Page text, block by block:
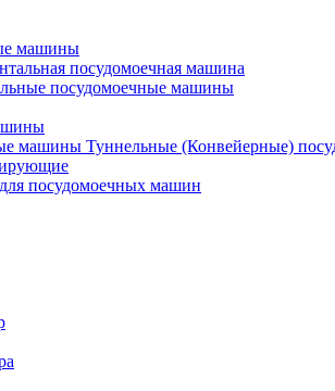
машины
посудомоечная машина
посудомоечные машины
Туннельные (Конвейерные)
посудомоечных машин